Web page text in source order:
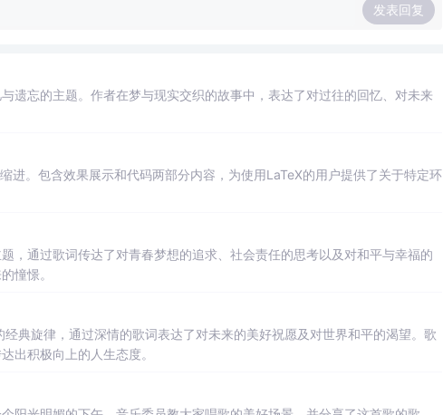
发表回复
遗忘的主题。作者在梦与现实交织的故事中，表达了对过往的回忆、对未来
进。包含效果展示和代码两部分内容，为使用LaTeX的用户提供了关于特定环
，通过歌词传达了对青春梦想的追求、社会责任的思考以及对和平与幸福的
憧憬。
典旋律，通过深情的歌词表达了对未来的美好祝愿及对世界和平的渴望。歌
出积极向上的人生态度。